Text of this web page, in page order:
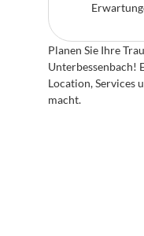
Planen Sie Ihre
Unterbessenbach!
Location, Services
macht.